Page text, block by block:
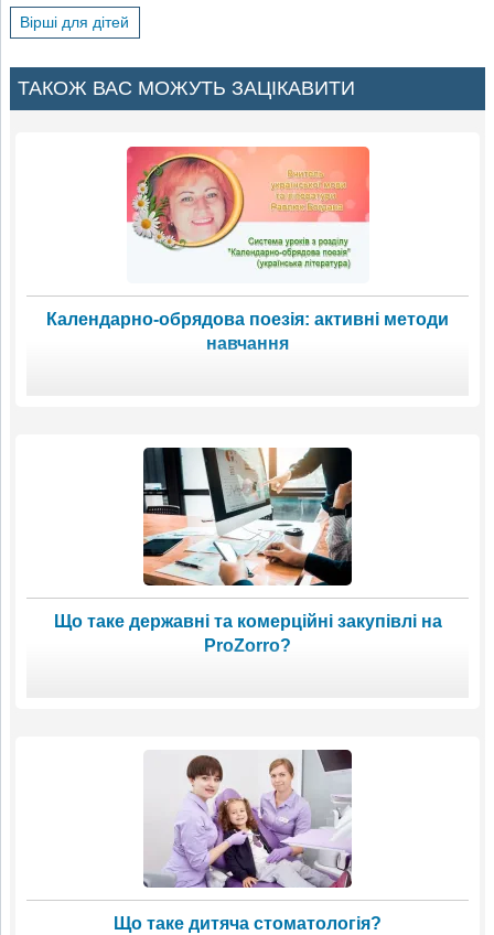
Вірші для дітей
ТАКОЖ ВАС МОЖУТЬ ЗАЦІКАВИТИ
Календарно-обрядова поезія: активні методи
навчання
Що таке державні та комерційні закупівлі на
ProZorro?
Що таке дитяча стоматологія?